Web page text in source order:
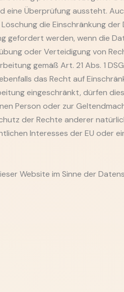
eine Überprüfung aussteht.
die Einschränkung
gefordert werden, wenn die
oder Verteidigung von
gemäß Art. 21 Abs. 1
das Recht auf
eingeschränkt, dürfen
Person oder zur
der Rechte anderer
Interesses der EU oder
Website im Sinne der